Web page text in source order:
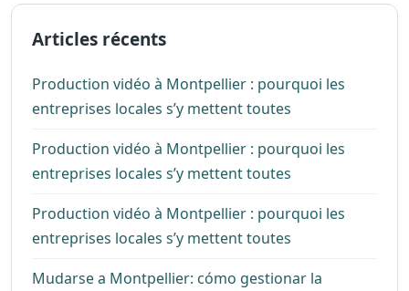
Articles récents
Production vidéo à Montpellier : pourquoi les
entreprises locales s’y mettent toutes
Production vidéo à Montpellier : pourquoi les
entreprises locales s’y mettent toutes
Production vidéo à Montpellier : pourquoi les
entreprises locales s’y mettent toutes
Mudarse a Montpellier: cómo gestionar la